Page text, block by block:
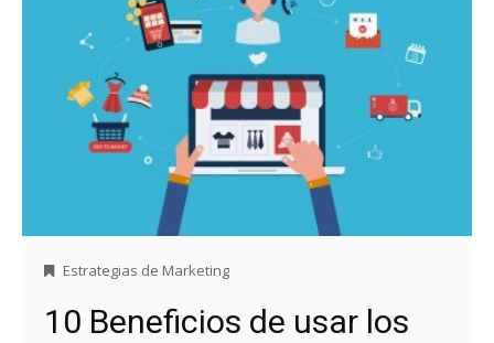
Estrategias de Marketing
10 Beneficios de usar los